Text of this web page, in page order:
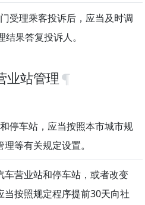
受理乘客投诉后，应当及时调
果答复投诉人。
业站管理
停车站，应当按照本市城市规
等有关规定设置。
营业站和停车站，或者改变
按照规定程序提前30天向社